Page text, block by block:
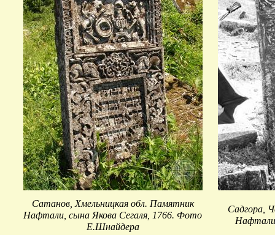
Сатанов, Хмельницкая обл. Памятник
Нафтали, сына Якова Сегаля, 1766. Фото
Е.Шнайдера
Садгора,